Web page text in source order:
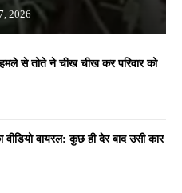
2026
हमले से तोते ने चीख चीख कर परिवार को
वायरल: कुछ ही देर बाद उसी कार